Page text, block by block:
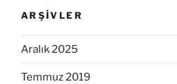
ARŞIVLER
Aralık 2025
Temmuz 2019